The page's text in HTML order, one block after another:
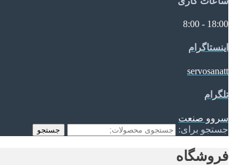
18:00 - 8:00
اینستاگرام
servosanatt
تلگرام
سروو صنعت
جستجو برای:
جستجو
فروشگاه